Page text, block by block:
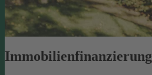
Immobilienfinanzierung